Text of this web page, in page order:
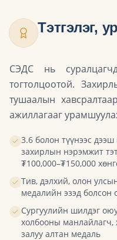
Тэтгэлэг,
СЭДС нь
тогтолцоотой.
тушаалын
ажиллагааг
3.6 болон түүнээс
захирлын нэрэмжит
₮100,000–₮150,000
Тив, дэлхий, олон
медалийн эзэд
Сургуулийн шилдэг
холбооны манлайлагч,
залуу алтан медаль